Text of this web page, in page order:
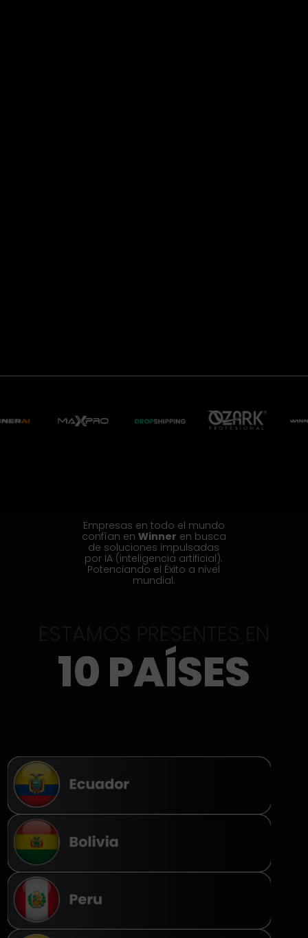
Empresas en todo el mundo
confían en Winner en busca
de soluciones impulsadas
por IA (inteligencia artificial).
Potenciando el Éxito a nivel
mundial.
10 PAÍSES